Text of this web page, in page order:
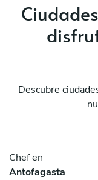
Descubre
Chef en
Antofagasta